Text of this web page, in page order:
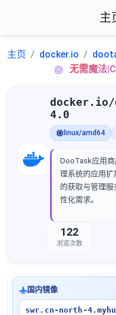
主
主页 docker.io
无需魔法
docker.io/
4.0
linux/amd64
DooTask应用
理系统的应用
的获取与管理
性化需求。
122
浏览次数
国内镜像
swr.cn-north-